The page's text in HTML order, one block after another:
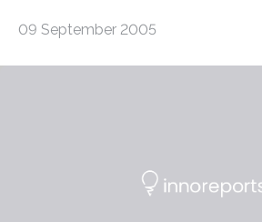
09 September 2005